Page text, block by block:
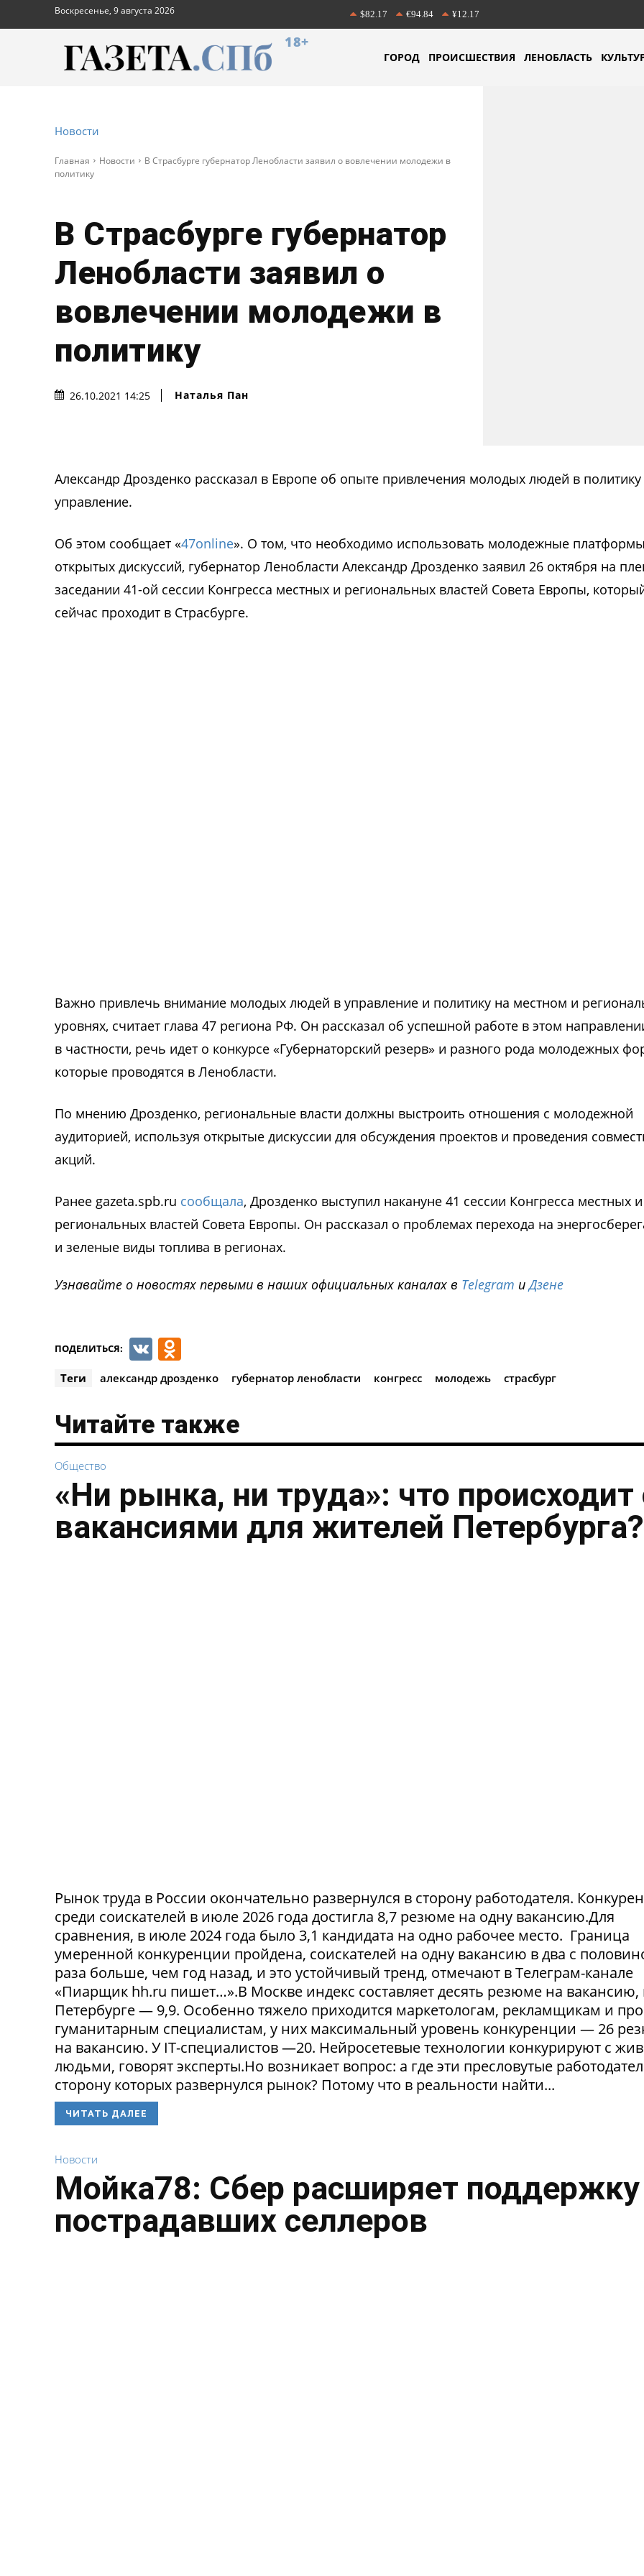
Воскресенье, 9 августа 2026 $82.17 €94.84 ¥12.17
18+
ГОРОД ПРОИСШЕСТВИЯ ЛЕНОБЛАСТЬ
Новости
Главная Новости
В Страсбурге губернатор Ленобласти заявил о вовлечении молодежи в
политику
В Страсбурге губернатор
Ленобласти заявил о
вовлечении молодежи в
политику
26.10.2021 14:25 Наталья Пан
Александр Дрозденко рассказал в Европе об опыте привлечения молодых людей в
управление.
Об этом сообщает «47online». О том, что необходимо использовать молодежные
открытых дискуссий, губернатор Ленобласти Александр Дрозденко заявил 26 октября на
заседании 41-ой сессии Конгресса местных и региональных властей Совета Европы,
сейчас проходит в Страсбурге.
Важно привлечь внимание молодых людей в управление и политику на местном и
уровнях, считает глава 47 региона РФ. Он рассказал об успешной работе в этом
в частности, речь идет о конкурсе «Губернаторский резерв» и разного рода молодежных
которые проводятся в Ленобласти.
По мнению Дрозденко, региональные власти должны выстроить отношения с молодежной
аудиторией, используя открытые дискуссии для обсуждения проектов и проведения
акций.
Ранее gazeta.spb.ru сообщала, Дрозденко выступил накануне 41 сессии Конгресса местных и
региональных властей Совета Европы. Он рассказал о проблемах перехода на
и зеленые виды топлива в регионах.
Узнавайте о новостях первыми в наших официальных каналах в Telegram иДзене
ПОДЕЛИТЬСЯ: VK
Теги александр дрозденко губернатор ленобласти конгресс молодежь страсбург
Читайте также
Общество
«Ни рынка, ни труда»: что происходит
вакансиями для жителей Петербурга?
Рынок труда в России окончательно развернулся в сторону работодателя.
среди соискателей в июле 2026 года достигла 8,7 резюме на одну вакансию.Для
сравнения, в июле 2024 года было 3,1 кандидата на одно рабочее место. Граница
умеренной конкуренции пройдена, соискателей на одну вакансию в два с
раза больше, чем год назад, и это устойчивый тренд, отмечают в Телеграм-канале
«Пиарщик hh.ru пишет…».В Москве индекс составляет десять резюме на вакансию,
Петербурге — 9,9. Особенно тяжело приходится маркетологам, рекламщикам и
гуманитарным специалистам, у них максимальный уровень конкуренции — 26
на вакансию. У IT-специалистов —20. Нейросетевые технологии конкурируют с
людьми, говорят эксперты.Но возникает вопрос: а где эти пресловутые
сторону которых развернулся рынок? Потому что в реальности найти...
ЧИТАТЬ ДАЛЕЕ
Новости
Мойка78: Сбер расширяет поддержку
пострадавших селлеров